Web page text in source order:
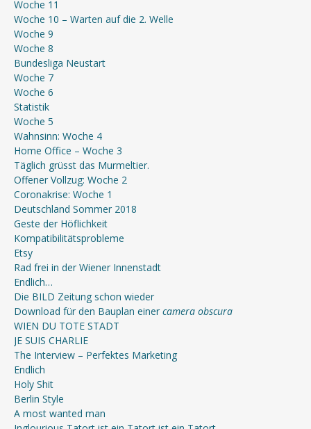
Woche 11
Woche 10 – Warten auf die 2. Welle
Woche 9
Woche 8
Bundesliga Neustart
Woche 7
Woche 6
Statistik
Woche 5
Wahnsinn: Woche 4
Home Office – Woche 3
Täglich grüsst das Murmeltier.
Offener Vollzug: Woche 2
Coronakrise: Woche 1
Deutschland Sommer 2018
Geste der Höflichkeit
Kompatibilitätsprobleme
Etsy
Rad frei in der Wiener Innenstadt
Endlich…
Die BILD Zeitung schon wieder
Download für den Bauplan einer camera obscura
WIEN DU TOTE STADT
JE SUIS CHARLIE
The Interview – Perfektes Marketing
Endlich
Holy Shit
Berlin Style
A most wanted man